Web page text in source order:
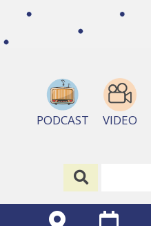
PODCAST VIDEO